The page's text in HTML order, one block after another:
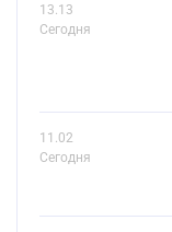
13.13
Сегодня
11.02
Сегодня